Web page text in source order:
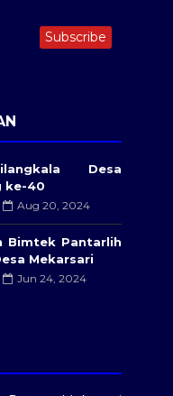
Subscribe
Desa
ke-40
Aug 20, 2024
Bimtek Pantarlih
Mekarsari
Jun 24, 2024